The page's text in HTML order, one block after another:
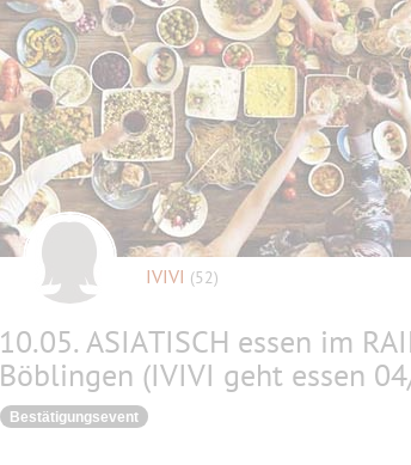
IVIVI (52)
10.05. ASIATISCH essen im
Böblingen (IVIVI geht essen
Bestätigungsevent